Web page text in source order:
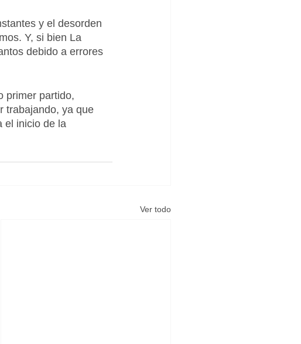
y el desorden
Y, si bien La
debido a errores
primer partido,
trabajando, ya que
el inicio de la
Ver todo